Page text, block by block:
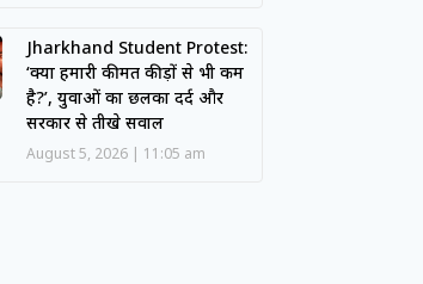
Jharkhand Student Protest:
‘क्या हमारी कीमत कीड़ों से भी कम
है?’, युवाओं का छलका दर्द और
सरकार से तीखे सवाल
August 5, 2026 11:05 am